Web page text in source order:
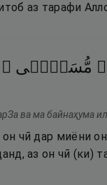
аз тарафи
مُّسَمًّۭى ۚ
ва ма байнаҳума
чӣ дар миёни
аз он чӣ (ки)